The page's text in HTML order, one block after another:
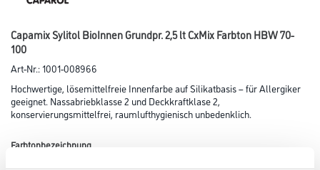
Capamix Sylitol BioInnen Grundpr. 2,5 lt CxMix Farbton HBW 70-
100
Art-Nr.:1001-008966
Hochwertige, lösemittelfreie Innenfarbe auf Silikatbasis – für Allergiker
geeignet. Nassabriebklasse 2 und Deckkraftklase 2,
konservierungsmittelfrei, raumlufthygienisch unbedenklich.
Farbtonbezeichnung